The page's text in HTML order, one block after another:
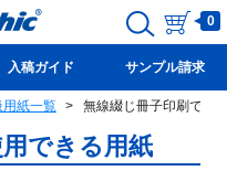
0
入稿ガイド サンプル請求
用紙一覧 無線綴じ冊子印刷で使
できる用紙